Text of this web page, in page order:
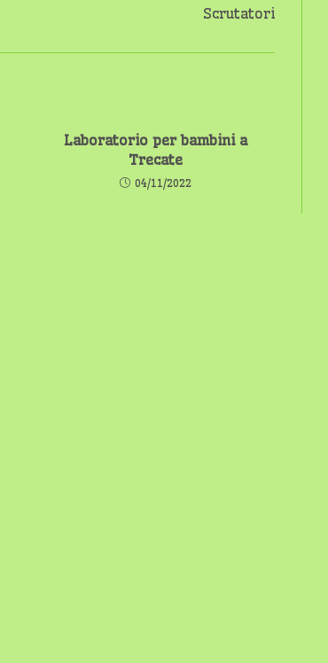
Scrutatori
Laboratorio per bambini a
Trecate
04/11/2022